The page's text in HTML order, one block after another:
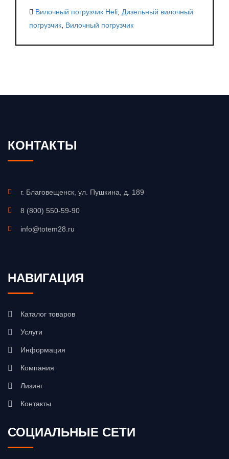
Вилочный погрузчик Heli Дизельный вилочный
погрузчик Вилочный погрузчик
КОНТАКТЫ
г. Благовещенск, ул. Пушкина, д. 189
8 (800) 550-59-90
info@totem28.ru
НАВИГАЦИЯ
Каталог товаров
Услуги
Информация
Компания
Лизинг
Контакты
СОЦИАЛЬНЫЕ СЕТИ